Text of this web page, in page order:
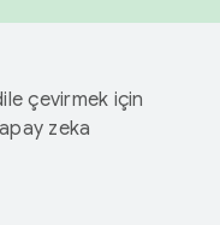
çevirmek için
zeka